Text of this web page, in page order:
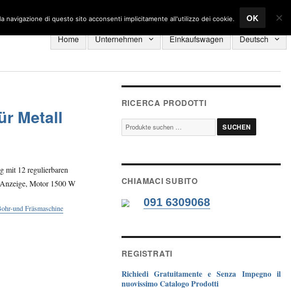
Home Unternehmen Einkaufswagen Deutsch
Metall
mit 12 regulierbaren
Motor 1500 W
und Fräsmaschine
RICERCA PRODOTTI
Suche
SUCHEN
CHIAMACI SUBITO
091 6309068
REGISTRATI
Richiedi Gratuitamente e Senza Impegno il
nuovissimo Catalogo Prodotti
di questo sito acconsenti implicitamente all'utilizzo dei cookie. OK